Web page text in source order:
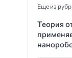
Еще из
Теория